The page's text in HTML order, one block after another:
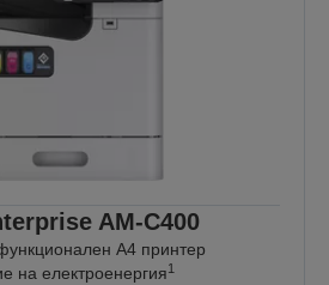
AM-C400
А4 принтер
на електроенергия1